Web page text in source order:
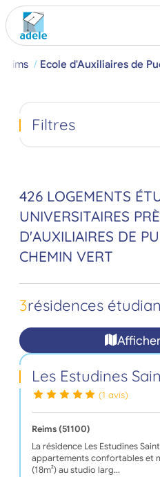
Reims Ecole d'Auxiliaires de
426 LOGEMENTS
UNIVERSITAIRES
D'AUXILIAIRES DE
CHEMIN VERT
3résidences
Les Estudines
(1 avis)
Reims (51100)
La résidence Les Estudines
appartements confortables et
(18m²) au studio larg…
Filtres